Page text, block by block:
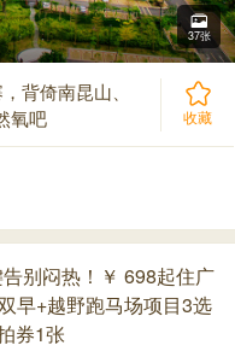
37张
背倚南昆山、
氧吧
收藏
告别闷热！￥ 698起住广
早+越野跑马场项目3选
券1张